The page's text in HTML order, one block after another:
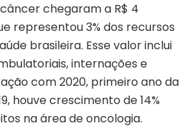
chegaram a R$ 4
representou 3% dos recursos
brasileira. Esse valor inclui
internações e
com 2020, primeiro ano da
houve crescimento de 14%
na área de oncologia.